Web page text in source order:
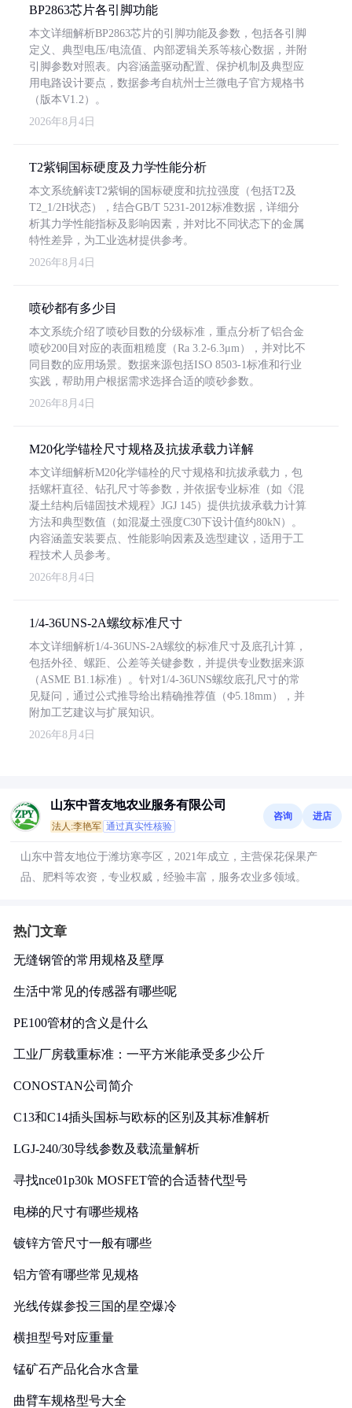
BP2863芯片各引脚功能
本文详细解析BP2863芯片的引脚功能及参数，包括各引脚
定义、典型电压/电流值、内部逻辑关系等核心数据，并附
引脚参数对照表。内容涵盖驱动配置、保护机制及典型应
用电路设计要点，数据参考自杭州士兰微电子官方规格书
（版本V1.2）。
2026年8月4日
T2紫铜国标硬度及力学性能分析
本文系统解读T2紫铜的国标硬度和抗拉强度（包括T2及
T2_1/2H状态），结合GB/T 5231-2012标准数据，详细分
析其力学性能指标及影响因素，并对比不同状态下的金属
特性差异，为工业选材提供参考。
2026年8月4日
喷砂都有多少目
本文系统介绍了喷砂目数的分级标准，重点分析了铝合金
喷砂200目对应的表面粗糙度（Ra 3.2-6.3μm），并对比不
同目数的应用场景。数据来源包括ISO 8503-1标准和行业
实践，帮助用户根据需求选择合适的喷砂参数。
2026年8月4日
M20化学锚栓尺寸规格及抗拔承载力详解
本文详细解析M20化学锚栓的尺寸规格和抗拔承载力，包
括螺杆直径、钻孔尺寸等参数，并依据专业标准（如《混
凝土结构后锚固技术规程》JGJ 145）提供抗拔承载力计算
方法和典型数值（如混凝土强度C30下设计值约80kN）。
内容涵盖安装要点、性能影响因素及选型建议，适用于工
程技术人员参考。
2026年8月4日
1/4-36UNS-2A螺纹标准尺寸
本文详细解析1/4-36UNS-2A螺纹的标准尺寸及底孔计算，
包括外径、螺距、公差等关键参数，并提供专业数据来源
（ASME B1.1标准）。针对1/4-36UNS螺纹底孔尺寸的常
见疑问，通过公式推导给出精确推荐值（Φ5.18mm），并
附加工艺建议与扩展知识。
2026年8月4日
山东中普友地农业服务有限公司
法人:李艳军 通过真实性核验
咨询 进店
山东中普友地位于潍坊寒亭区，2021年成立，主营保花保果产
品、肥料等农资，专业权威，经验丰富，服务农业多领域。
热门文章
无缝钢管的常用规格及壁厚
生活中常见的传感器有哪些呢
PE100管材的含义是什么
工业厂房载重标准：一平方米能承受多少公斤
CONOSTAN公司简介
C13和C14插头国标与欧标的区别及其标准解析
LGJ-240/30导线参数及载流量解析
寻找nce01p30k MOSFET管的合适替代型号
电梯的尺寸有哪些规格
镀锌方管尺寸一般有哪些
铝方管有哪些常见规格
光线传媒参投三国的星空爆冷
横担型号对应重量
锰矿石产品化合水含量
曲臂车规格型号大全